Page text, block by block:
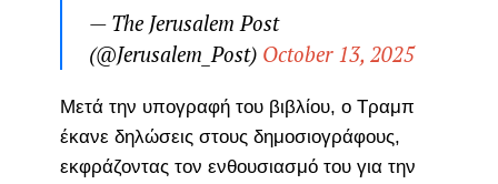
— The Jerusalem Post
(@Jerusalem_Post) October 13, 2025
Μετά την υπογραφή του βιβλίου, ο Τραμπ
έκανε δηλώσεις στους δημοσιογράφους,
εκφράζοντας τον ενθουσιασμό του για την